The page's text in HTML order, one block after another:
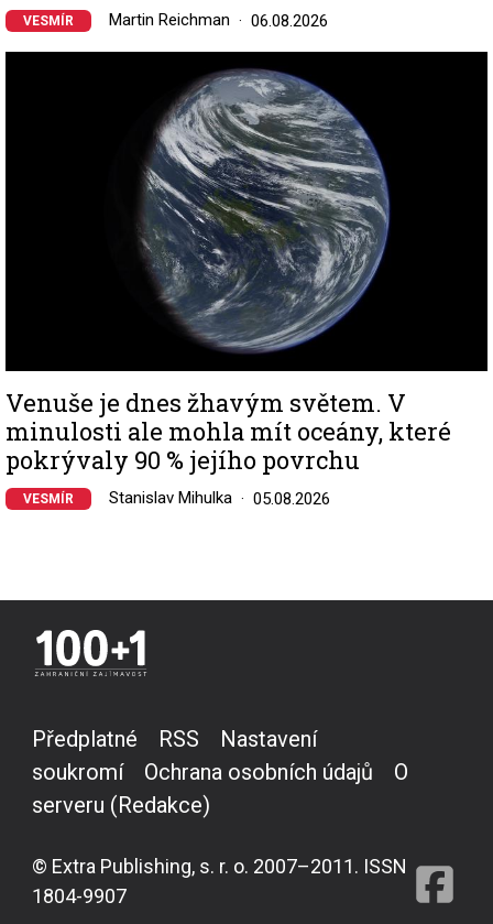
VESMÍR Martin Reichman 06.08.2026
Venuše je dnes žhavým světem. V
minulosti ale mohla mít oceány, které
pokrývaly 90 % jejího povrchu
VESMÍR Stanislav Mihulka 05.08.2026
Předplatné RSS
Nastavení
soukromí
Ochrana osobních údajů
O
serveru (Redakce)
© Extra Publishing, s. r. o. 2007–2011. ISSN
1804-9907